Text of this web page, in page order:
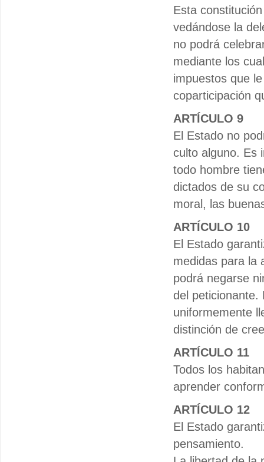
Esta
vedándose la
no podrá
mediante los
impuestos que
coparticipación
ARTÍCULO 9
El Estado no
culto alguno. Es
todo hombre
dictados de su
moral, las
ARTÍCULO 10
El Estado
medidas para la
podrá negarse
del peticionante.
uniformemente
distinción de
ARTÍCULO 11
Todos los
aprender
ARTÍCULO 12
El Estado
pensamiento.